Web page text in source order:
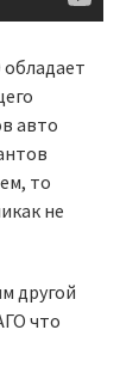
авто
то
не
другой
что